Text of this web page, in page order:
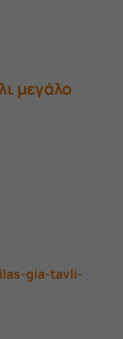
μεγάλο
gia-tavli-